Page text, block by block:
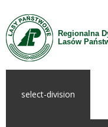
Zum Inhalt wechseln
Regionalna
Lasów
select-division